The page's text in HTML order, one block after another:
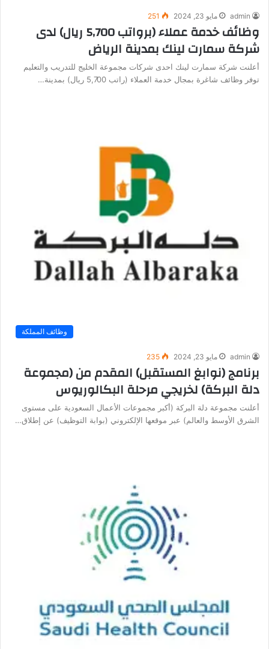
admin مايو 23, 2024 251
وظائف خدمة عملاء (برواتب 5,700 ريال) لدى
شركة سمارت لينك بمدينة الرياض
أعلنت شركة سمارت لينك احدى شركات مجموعة الخليج للتدريب والتعليم
توفر وظائف شاغرة بمجال خدمة العملاء (راتب 5,700 ريال) بمدينة…
وظائف المملكة
admin مايو 23, 2024 235
برنامج (نوابغ المستقبل) المقدم من (مجموعة
دلة البركة) لخريجي مرحلة البكالوريوس
أعلنت مجموعة دلة البركة (أكبر مجموعات الأعمال السعودية على مستوى
الشرق الأوسط والعالم) عبر موقعها الإلكتروني (بوابة التوظيف) عن إطلاق…